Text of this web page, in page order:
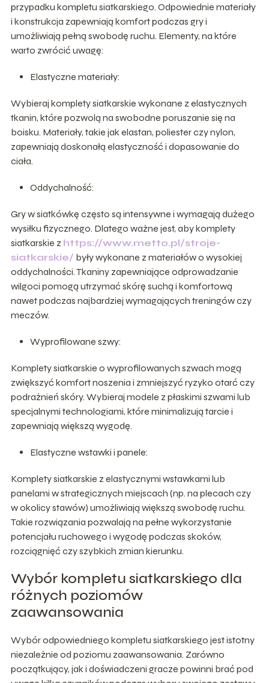
przypadku kompletu siatkarskiego. Odpowiednie materiały
i konstrukcja zapewniają komfort podczas gry i
umożliwiają pełną swobodę ruchu. Elementy, na które
warto zwrócić uwagę:
Elastyczne materiały:
Wybieraj komplety siatkarskie wykonane z elastycznych
tkanin, które pozwolą na swobodne poruszanie się na
boisku. Materiały, takie jak elastan, poliester czy nylon,
zapewniają doskonałą elastyczność i dopasowanie do
ciała.
Oddychalność:
Gry w siatkówkę często są intensywne i wymagają dużego
wysiłku fizycznego. Dlatego ważne jest, aby komplety
siatkarskie z https://www.metto.pl/stroje-
siatkarskie/ były wykonane z materiałów o wysokiej
oddychalności. Tkaniny zapewniające odprowadzanie
wilgoci pomogą utrzymać skórę suchą i komfortową
nawet podczas najbardziej wymagających treningów czy
meczów.
Wyprofilowane szwy:
Komplety siatkarskie o wyprofilowanych szwach mogą
zwiększyć komfort noszenia i zmniejszyć ryzyko otarć czy
podrażnień skóry. Wybieraj modele z płaskimi szwami lub
specjalnymi technologiami, które minimalizują tarcie i
zapewniają większą wygodę.
Elastyczne wstawki i panele:
Komplety siatkarskie z elastycznymi wstawkami lub
panelami w strategicznych miejscach (np. na plecach czy
w okolicy stawów) umożliwiają większą swobodę ruchu.
Takie rozwiązania pozwalają na pełne wykorzystanie
potencjału ruchowego i wygodę podczas skoków,
rozciągnięć czy szybkich zmian kierunku.
Wybór kompletu siatkarskiego dla
różnych poziomów
zaawansowania
Wybór odpowiedniego kompletu siatkarskiego jest istotny
niezależnie od poziomu zaawansowania. Zarówno
początkujący, jak i doświadczeni gracze powinni brać pod